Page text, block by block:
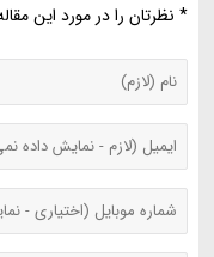
* نظرتان را در مورد این